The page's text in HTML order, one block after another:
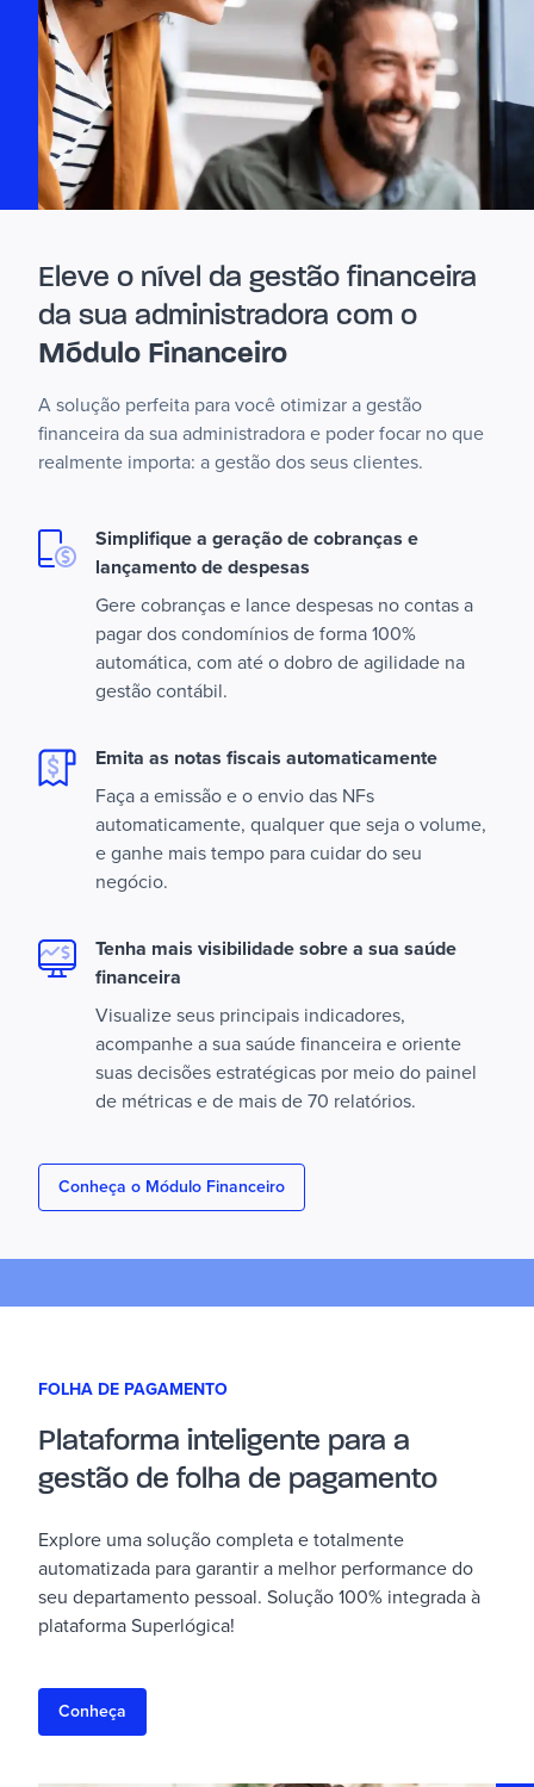
Eleve o nível da gestão financeira
da sua administradora com o
Módulo Financeiro
A solução perfeita para você otimizar a gestão
financeira da sua administradora e poder focar no que
realmente importa: a gestão dos seus clientes.
Simplifique a geração de cobranças e
lançamento de despesas
Gere cobranças e lance despesas no contas a
pagar dos condomínios de forma 100%
automática, com até o dobro de agilidade na
gestão contábil.
Emita as notas fiscais automaticamente
Faça a emissão e o envio das NFs
automaticamente, qualquer que seja o volume,
e ganhe mais tempo para cuidar do seu
negócio.
Tenha mais visibilidade sobre a sua saúde
financeira
Visualize seus principais indicadores,
acompanhe a sua saúde financeira e oriente
suas decisões estratégicas por meio do painel
de métricas e de mais de 70 relatórios.
Conheça o Módulo Financeiro
FOLHA DE PAGAMENTO
Plataforma inteligente para a
gestão de folha de pagamento
Explore uma solução completa e totalmente
automatizada para garantir a melhor performance do
seu departamento pessoal. Solução 100% integrada à
plataforma Superlógica!
Conheça